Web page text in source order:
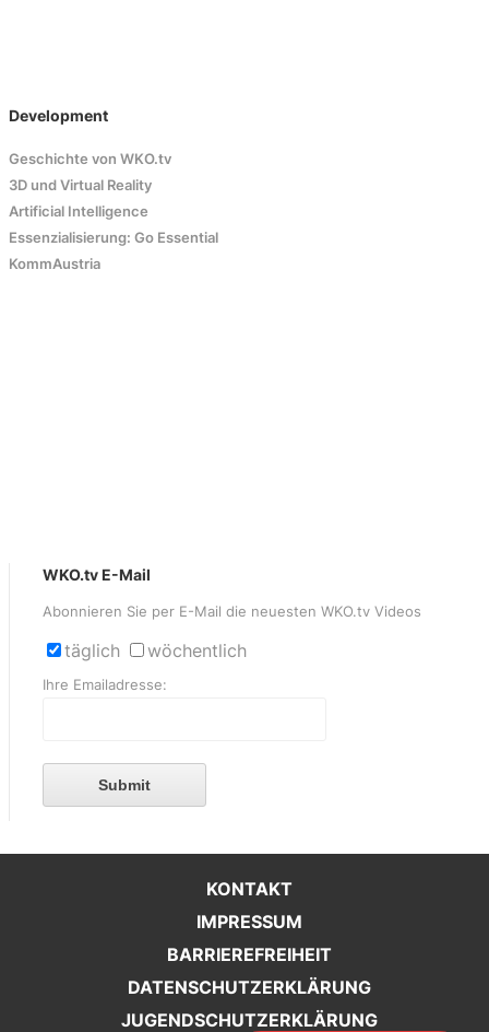
Development
Geschichte von WKO.tv
3D und Virtual Reality
Artificial Intelligence
Essenzialisierung: Go Essential
KommAustria
WKO.tv E-Mail
Abonnieren Sie per E-Mail die neuesten WKO.tv Videos
täglich wöchentlich
Ihre Emailadresse:
Submit
KONTAKT
IMPRESSUM
BARRIEREFREIHEIT
DATENSCHUTZERKLÄRUNG
JUGENDSCHUTZERKLÄRUNG